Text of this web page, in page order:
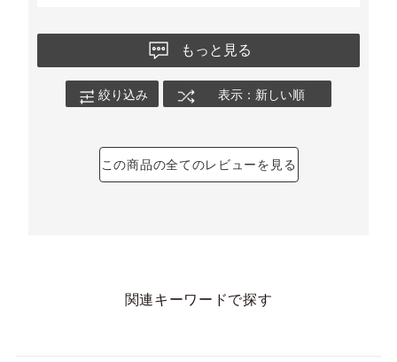
もっと見る
絞り込み 表示：新しい順
この商品の全てのレビューを見る
関連キーワードで探す